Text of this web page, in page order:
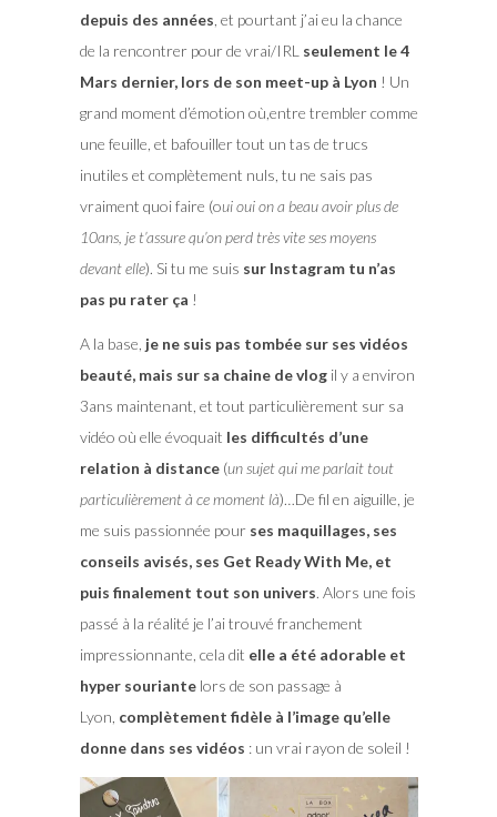
depuis des années , et pourtant j’ai eu la chance
de la rencontrer pour de vrai/IRL seulement le 4
Mars dernier, lors de son meet-up à Lyon ! Un
grand moment d’émotion où,entre trembler comme
une feuille, et bafouiller tout un tas de trucs
inutiles et complètement nuls, tu ne sais pas
vraiment quoi faire (oui oui on a beau avoir plus de
10ans, je t’assure qu’on perd très vite ses moyens
devant elle). Si tu me suis sur Instagram tu n’as
pas pu rater ça !
A la base, je ne suis pas tombée sur ses vidéos
beauté, mais sur sa chaine de vlogil y a environ
3ans maintenant, et tout particulièrement sur sa
vidéo où elle évoquait les difficultés d’une
relation à distance(un sujet qui me parlait tout
particulièrement à ce moment là)…De fil en aiguille, je
me suis passionnée pour ses maquillages, ses
conseils avisés, ses Get Ready With Me, et
puis finalement tout son univers. Alors une fois
passé à la réalité je l’ai trouvé franchement
impressionnante, cela dit elle a été adorable et
hyper souriantelors de son passage à
Lyon, complètement fidèle à l’image qu’elle
donne dans ses vidéos : un vrai rayon de soleil !